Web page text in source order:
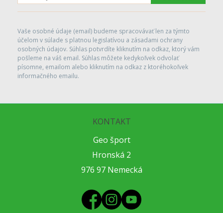
Vaše osobné údaje (email) budeme spracovávať len za týmto
účelom v súlade s platnou legislatívou a zásadami ochrany
osobných údajov. Súhlas potvrdíte kliknutím na odkaz, ktorý vám
pošleme na váš email. Súhlas môžete kedykoľvek odvolať
písomne, emailom alebo kliknutím na odkaz z ktoréhokoľvek
informačného emailu.
KONTAKT
Geo šport
Hronská 2
976 97 Nemecká